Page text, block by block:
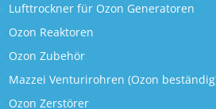
Lufttrockner für Ozon Generatoren
Ozon Reaktoren
Ozon Zubehör
Mazzei Venturirohren (Ozon
Ozon Zerstörer